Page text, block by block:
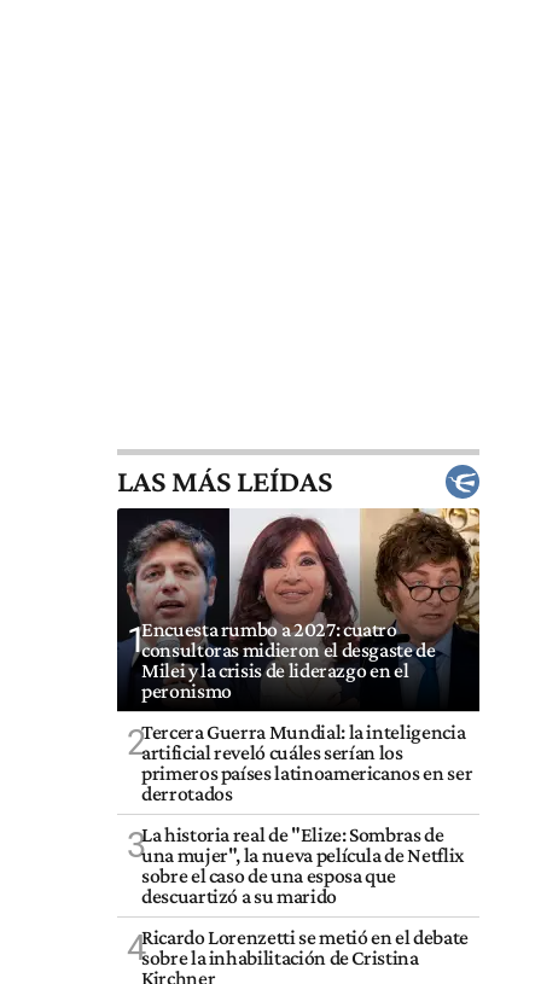
LAS MÁS LEÍDAS
1Encuesta rumbo a 2027: cuatro
consultoras midieron el desgaste de
Milei y la crisis de liderazgo en el
peronismo
2Tercera Guerra Mundial: la inteligencia
artificial reveló cuáles serían los
primeros países latinoamericanos en ser
derrotados
3La historia real de "Elize: Sombras de
una mujer", la nueva película de Netflix
sobre el caso de una esposa que
descuartizó a su marido
4Ricardo Lorenzetti se metió en el debate
sobre la inhabilitación de Cristina
Kirchner